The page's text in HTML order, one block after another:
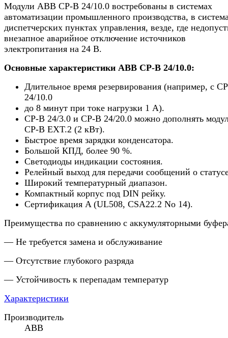
Модули ABB CP-B 24/10.0 востребованы в системах
автоматизации промышленного производства, в
диспетчерских пунктах управления, везде, где
внезапное аварийное отключение источников
электропитания на 24 В.
Основные характеристики ABB CP-B 24/10.0:
Длительное время резервирования (например, с
24/10.0
до 8 минут при токе нагрузки 1 А).
CP-B 24/3.0 и CP-B 24/20.0 можно дополнять
CP-B EXT.2 (2 кВт).
Быстрое время зарядки конденсатора.
Большой КПД, более 90 %.
Светодиоды индикации состояния.
Релейный выход для передачи сообщений о
Широкий температурный диапазон.
Компактный корпус под DIN рейку.
Сертификация A (UL508, CSA22.2 No 14).
Преимущества по сравнению с аккумуляторными
— Не требуется замена и обслуживание
— Отсутствие глубокого разряда
— Устойчивость к перепадам температур
Характеристики
Производитель
ABB